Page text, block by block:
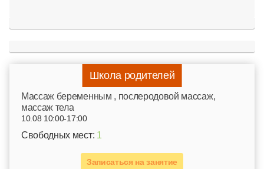
Школа родителей
Mассаж беременным , послеродовой массаж,
массаж тела
10.08 10:00-17:00
Свободных мест: 1
Записаться на занятие